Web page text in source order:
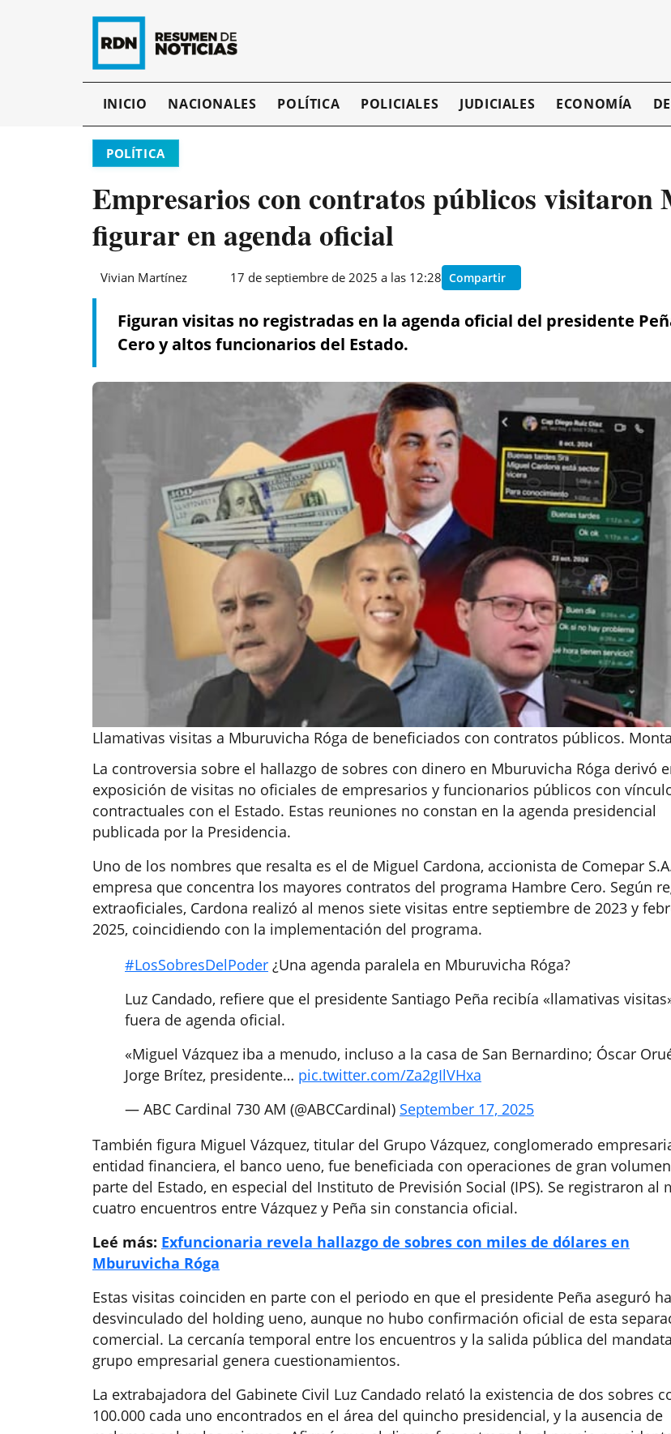
INICIO NACIONALES POLÍTICA POLICIALES JUDICIALES ECONOMÍA
POLÍTICA
Empresarios con contratos públicos visitaron
figurar en agenda oficial
Vivian Martínez 17 de septiembre de 2025 a las 12:28 Compartir
Figuran visitas no registradas en la agenda oficial del presidente
Cero y altos funcionarios del Estado.
Llamativas visitas a Mburuvicha Róga de beneficiados con contratos públicos.
La controversia sobre el hallazgo de sobres con dinero en Mburuvicha Róga derivó
exposición de visitas no oficiales de empresarios y funcionarios públicos con
contractuales con el Estado. Estas reuniones no constan en la agenda presidencial
publicada por la Presidencia.
Uno de los nombres que resalta es el de Miguel Cardona, accionista de Comepar
empresa que concentra los mayores contratos del programa Hambre Cero. Según
extraoficiales, Cardona realizó al menos siete visitas entre septiembre de 2023 y
2025, coincidiendo con la implementación del programa.
#LosSobresDelPoder ¿Una agenda paralela en Mburuvicha Róga?
Luz Candado, refiere que el presidente Santiago Peña recibía «llamativas
fuera de agenda oficial.
«Miguel Vázquez iba a menudo, incluso a la casa de San Bernardino; Óscar
Jorge Brítez, presidente… pic.twitter.com/Za2gIlVHxa
— ABC Cardinal 730 AM (@ABCCardinal) September 17, 2025
También figura Miguel Vázquez, titular del Grupo Vázquez, conglomerado
entidad financiera, el banco ueno, fue beneficiada con operaciones de gran
parte del Estado, en especial del Instituto de Previsión Social (IPS). Se registraron al
cuatro encuentros entre Vázquez y Peña sin constancia oficial.
Leé más: Exfuncionaria revela hallazgo de sobres con miles de dólares en
Mburuvicha Róga
Estas visitas coinciden en parte con el periodo en que el presidente Peña aseguró
desvinculado del holding ueno, aunque no hubo confirmación oficial de esta
comercial. La cercanía temporal entre los encuentros y la salida pública del
grupo empresarial genera cuestionamientos.
La extrabajadora del Gabinete Civil Luz Candado relató la existencia de dos sobres
100.000 cada uno encontrados en el área del quincho presidencial, y la ausencia de